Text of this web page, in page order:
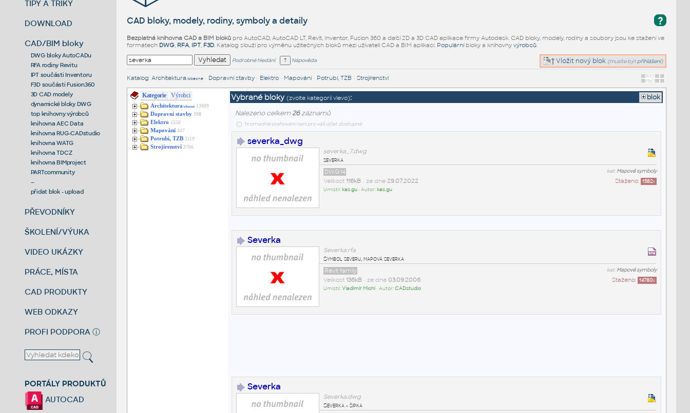
TIPY A TRIKY
DOWNLOAD
CAD/BIM bloky
DWG bloky AutoCADu
RFA rodiny Revitu
IPT součásti Inventoru
F3D součásti Fusion360
3D CAD modely
dynamické bloky DWG
top knihovny výrobců
knihovna AEC Data
knihovna RUG-CADstudio
knihovna WATG
knihovna TDCZ
knihovna BIMproject
PARTcommunity
--
přidat blok - upload
PŘEVODNÍKY
ŠKOLENÍ/VÝUKA
VIDEO UKÁZKY
PRÁCE, MÍSTA
CAD PRODUKTY
WEB ODKAZY
PROFI PODPORA ⓘ
PORTÁLY PRODUKTŮ
AUTOCAD
?
CAD bloky, modely, rodiny, symboly a detaily
Bezplatná knihovna CAD a BIM blokůpro AutoCAD, AutoCAD LT, Revit, Inventor, Fusion 360 a další 2D a 3D CAD aplikace firmy Autodesk. CAD bloky, modely, rodiny a soubory jsou ke stažení ve
formátech DWG, RFA, IPT, F3D. Katalog slouží pro výměnu užitečných bloků mezi uživateli CAD a BIM aplikací. Populárníbloky a knihovny výrobců.
Vložit nový blok (musíte být přihlášeni)
Podrobné hledání Nápověda
Katalog: Architektura /obecné• Dopravní stavby• Elektro• Mapování• Potrubí, TZB • Strojírenství
Kategorie Výrobci
Architektura/obecné 13909
Dopravní stavby 398
Elektro 1550
Mapování 447
Potrubí, TZB 3119
Strojírenství 3766
Vybrané bloky (zvolte kategorii vlevo):
blok
Nalezeno celkem 26záznamů
hromadné stahování není pro váš účet dostupné
severka_dwg
severka_7.dwg
severka
kat:Mapové symboly
DWG14
Staženo: 1582x
Velikost 116kB• ze dne 29.07.2022
Umístil: kas.gu• Autor: kas.gu
Severka
Severka.rfa
Symbol severu, mapová severka
kat:Mapové symboly
Revit family
Staženo: 14780x
Velikost 136kB• ze dne 03.09.2006
Umístil:Vladimír Michl• Autor:CADstudio
Severka
Severka.dwg
Severka - šipka